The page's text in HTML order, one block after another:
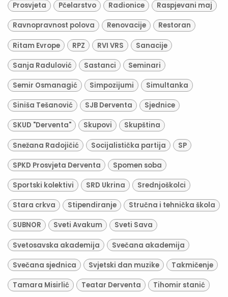
Prosvjeta Pčelarstvo Radionice Raspjevani maj
Ravnopravnost polova Renovacije Restoran
Ritam Evrope RPZ RVI VRS Sanacije
Sanja Radulović Sastanci Seminari
Semir Osmanagić Simpozijumi Simultanka
Siniša Tešanović SJB Derventa Sjednice
SKUD "Derventa" Skupovi Skupština
Snežana Radojičić Socijalistička partija SP
SPKD Prosvjeta Derventa Spomen soba
Sportski kolektivi SRD Ukrina Srednjoškolci
Stara crkva Stipendiranje Stručna i tehnička škola
SUBNOR Sveti Avakum Sveti Sava
Svetosavska akademija Svečana akademija
Svečana sjednica Svjetski dan muzike Takmičenje
Tamara Misirlić Teatar Derventa Tihomir stanić